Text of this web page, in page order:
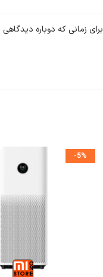
زمانی که دوباره
-5%